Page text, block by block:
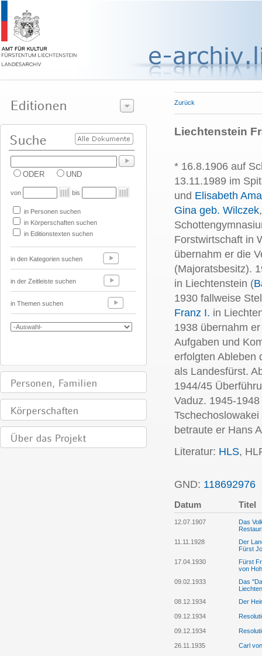
ODER UND
von bis
in Personen suchen
in Körperschaften suchen
in Editionstexten suchen
in den Kategorien suchen
in der Zeitleiste suchen
in Themen suchen
Zurück
Liechtenstein
* 16.8.1906 auf
13.11.1989 im
und Elisabeth
Gina geb. Wilczek
Forstwirtschaft in
übernahm er die
(Majoratsbesitz).
in Liechtenstein (
1930 fallweise
Franz I. in
1938 übernahm
Aufgaben und
erfolgten Ableben
als Landesfürst.
1944/45
Vaduz. 1945-
betraute er Hans
Literatur: HLS,
GND: 118692976
Datum Titel
12.07.1907
Das
11.11.1928
Der
Fürst
17.04.1930
Fürst
von
09.02.1933
Das
08.12.1934
Der
09.12.1934
09.12.1934
26.11.1935 Carl